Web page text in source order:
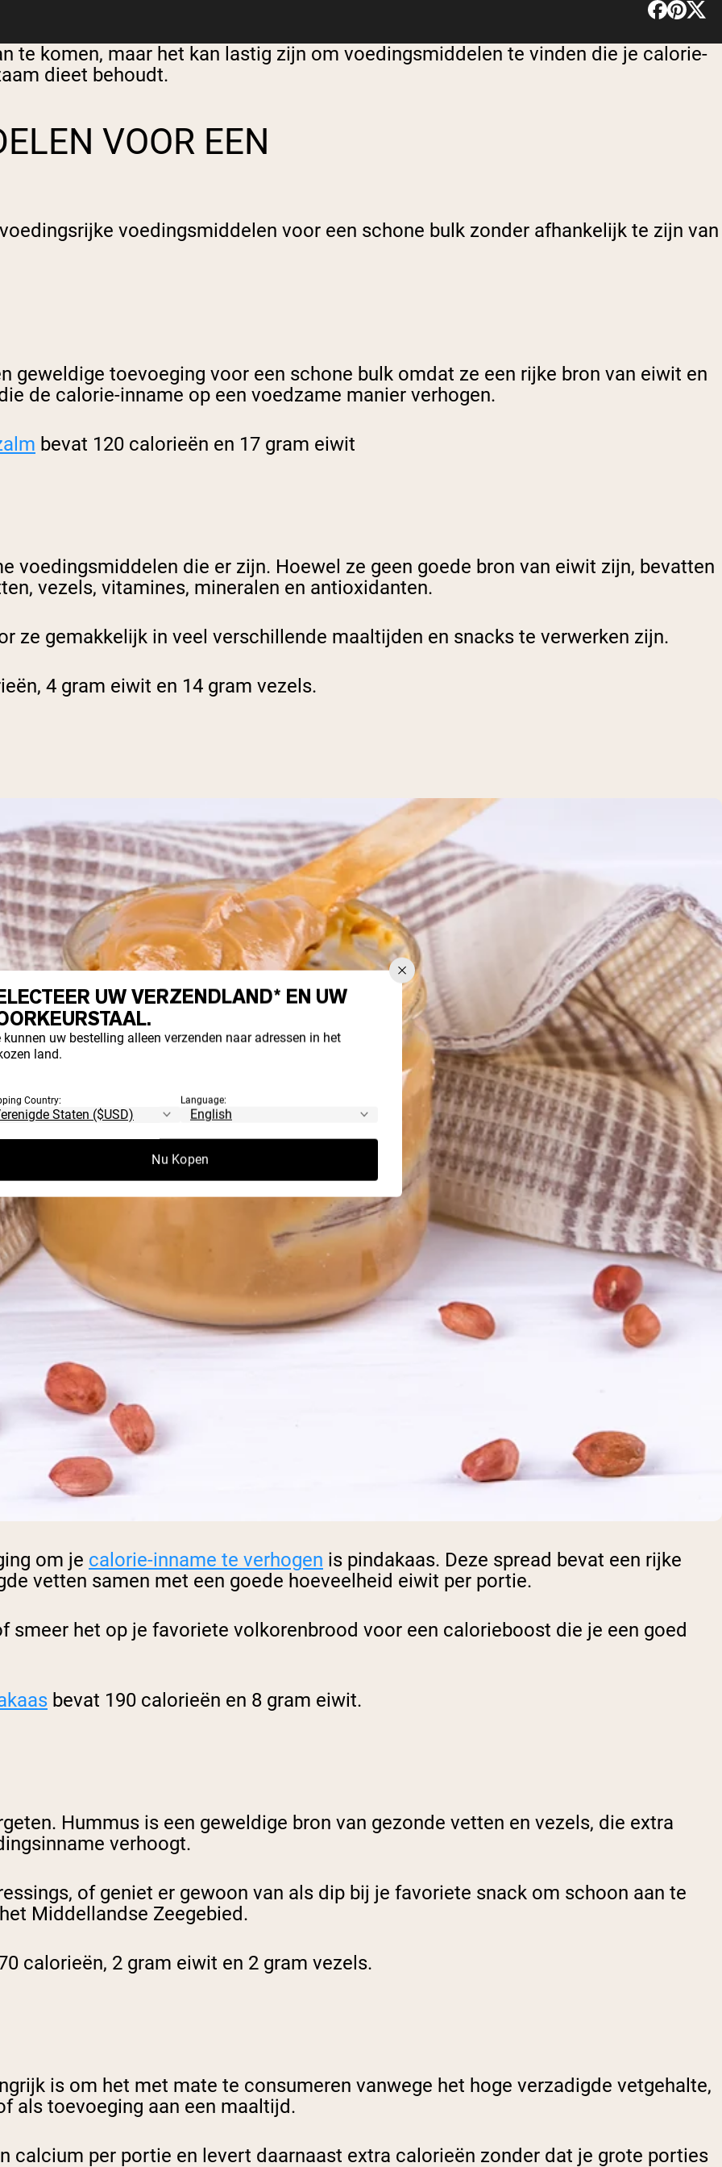
te komen, maar het kan lastig zijn om voedingsmiddelen te vinden die je calorie-
dieet behoudt.
VOOR EEN
voedingsmiddelen voor een schone bulk zonder afhankelijk te zijn van
geweldige toevoeging voor een schone bulk omdat ze een rijke bron van eiwit en
de calorie-inname op een voedzame manier verhogen.
bevat 120 calorieën en 17 gram eiwit
voedingsmiddelen die er zijn. Hoewel ze geen goede bron van eiwit zijn, bevatten
vezels, vitamines, mineralen en antioxidanten.
ze gemakkelijk in veel verschillende maaltijden en snacks te verwerken zijn.
4 gram eiwit en 14 gram vezels.
om je calorie-inname te verhogen is pindakaas. Deze spread bevat een rijke
vetten samen met een goede hoeveelheid eiwit per portie.
smeer het op je favoriete volkorenbrood voor een calorieboost die je een goed
bevat 190 calorieën en 8 gram eiwit.
Hummus is een geweldige bron van gezonde vetten en vezels, die extra
verhoogt.
of geniet er gewoon van als dip bij je favoriete snack om schoon aan te
Middellandse Zeegebied.
calorieën, 2 gram eiwit en 2 gram vezels.
is om het met mate te consumeren vanwege het hoge verzadigde vetgehalte,
als toevoeging aan een maaltijd.
calcium per portie en levert daarnaast extra calorieën zonder dat je grote porties
UW VERZENDLAND* EN UW
kunnen uw bestelling alleen verzenden naar adressen in het
land.
Country: Language:
Nu Kopen